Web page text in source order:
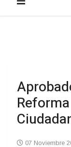
07 Noviembre